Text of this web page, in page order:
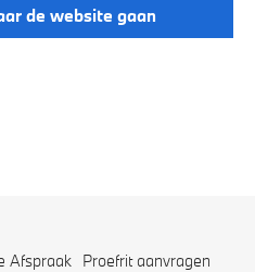
de website gaan
Afspraak Proefrit aanvragen